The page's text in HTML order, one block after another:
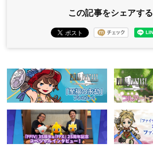
この記事をシェアする